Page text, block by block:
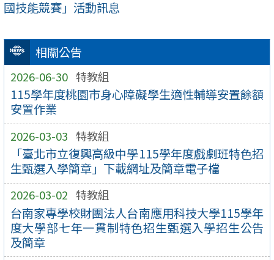
相關公告
2026-06-30 特教組
115學年度桃園市身心障礙學生適性輔導安置餘額
安置作業
2026-03-03 特教組
「臺北市立復興高級中學115學年度戲劇班特色招
生甄選入學簡章」下載網址及簡章電子檔
2026-03-02 特教組
台南家專學校財團法人台南應用科技大學115學年
度大學部七年一貫制特色招生甄選入學招生公告
及簡章
國技能競賽」活動訊息